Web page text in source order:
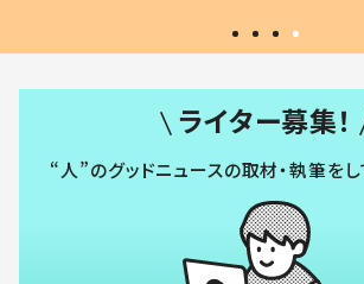
ライター募集！
“人”のグッドニュースの取材・執筆を